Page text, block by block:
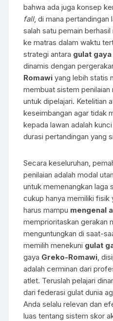
bahwa ada juga konsep
fall, di mana pertandingan
salah satu pemain
ke matras dalam waktu
strategi antara gulat
dinamis dengan
Romawi yang lebih statis
membuat sistem
untuk dipelajari. Ketelitian
keseimbangan agar tidak
kepada lawan adalah
durasi pertandingan yang
Secara keseluruhan,
penilaian adalah modal
untuk memenangkan laga
cukup hanya memiliki fisik
harus mampu mengenal
memprioritaskan gerakan
menguntungkan di saat-
memilih menekuni gulat
gaya Greko-Romawi,
adalah cerminan dari
atlet. Teruslah pelajari
dari federasi gulat dunia
Anda selalu relevan dan
luas tentang sistem skor